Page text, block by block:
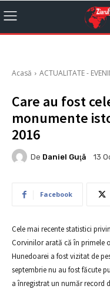
Acasă ACTUALITATE -
Care au fost
monumente
2016
De Daniel Guţă 13
Facebook
Cele mai recente statistici
Corvinilor arată că în primele
Hunedoarei a fost vizitat de
septembrie nu au fost făcute
a înregistrat un număr record